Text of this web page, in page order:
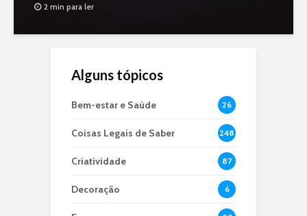
2 min para ler
Alguns tópicos
Bem-estar e Saúde 26
Coisas Legais de Saber 248
Criatividade 87
Decoração 6